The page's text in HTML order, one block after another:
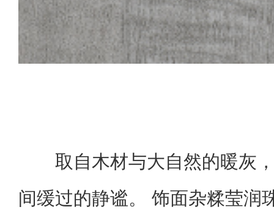
取自木材与大自然的暖灰
间缓过的静谧。 饰面杂糅莹润